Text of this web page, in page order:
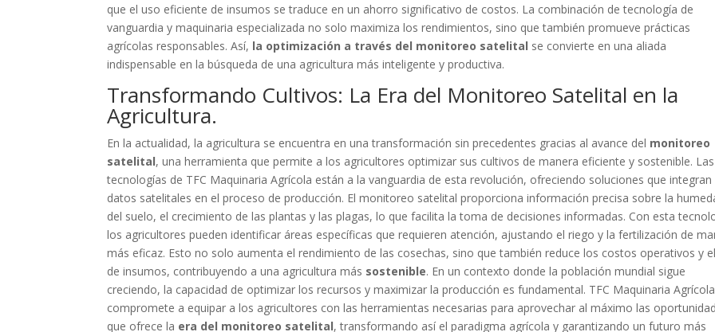
que el uso eficiente de insumos se traduce en un ahorro significativo de costos. La combinación de tecnología de
vanguardia y maquinaria especializada no solo maximiza los rendimientos, sino que también promueve prácticas
agrícolas responsables. Así, la optimización a través del monitoreo satelital se convierte en una aliada
indispensable en la búsqueda de una agricultura más inteligente y productiva.
Transformando Cultivos: La Era del Monitoreo Satelital en la
Agricultura.
En la actualidad, la agricultura se encuentra en una transformación sin precedentes gracias al avance del monitoreo
satelital, una herramienta que permite a los agricultores optimizar sus cultivos de manera eficiente y sostenible. Las
tecnologías de TFC Maquinaria Agrícola están a la vanguardia de esta revolución, ofreciendo soluciones que integran
datos satelitales en el proceso de producción. El monitoreo satelital proporciona información precisa sobre la
del suelo, el crecimiento de las plantas y las plagas, lo que facilita la toma de decisiones informadas. Con esta
los agricultores pueden identificar áreas específicas que requieren atención, ajustando el riego y la fertilización de
más eficaz. Esto no solo aumenta el rendimiento de las cosechas, sino que también reduce los costos operativos y
de insumos, contribuyendo a una agricultura más sostenible. En un contexto donde la población mundial sigue
creciendo, la capacidad de optimizar los recursos y maximizar la producción es fundamental. TFC Maquinaria
compromete a equipar a los agricultores con las herramientas necesarias para aprovechar al máximo las
que ofrece la era del monitoreo satelital, transformando así el paradigma agrícola y garantizando un futuro más